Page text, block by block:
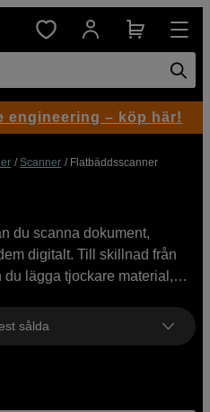
Scanner Flatbäddsscanner
du scanna dokument,
digitalt. Till skillnad från
lägga tjockare material,
portabel scanner och
bruk, så vi har något för
med snabb leverans eller
sålda
engineering – köp här!